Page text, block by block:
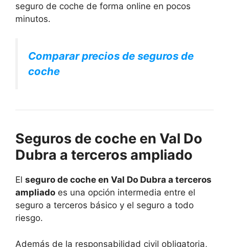
seguro de coche de forma online en pocos
minutos.
Comparar precios de seguros de
coche
Seguros de coche en Val Do
Dubra a terceros ampliado
El seguro de coche en Val Do Dubra a terceros
ampliado es una opción intermedia entre el
seguro a terceros básico y el seguro a todo
riesgo.
Además de la responsabilidad civil obligatoria,